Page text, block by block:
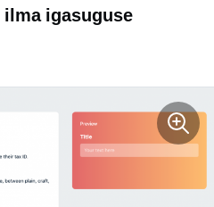
ilma igasuguse